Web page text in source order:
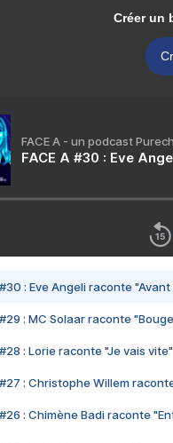
Créer un
FACE A - un podcast
FACE A #30 : Eve
#30 : Eve Angeli raconte
#29 : MC Solaar raconte
#28 : Lorie raconte "Je vais vite"
#27 : Christophe Willem
#26 : Chimène Badi raconte